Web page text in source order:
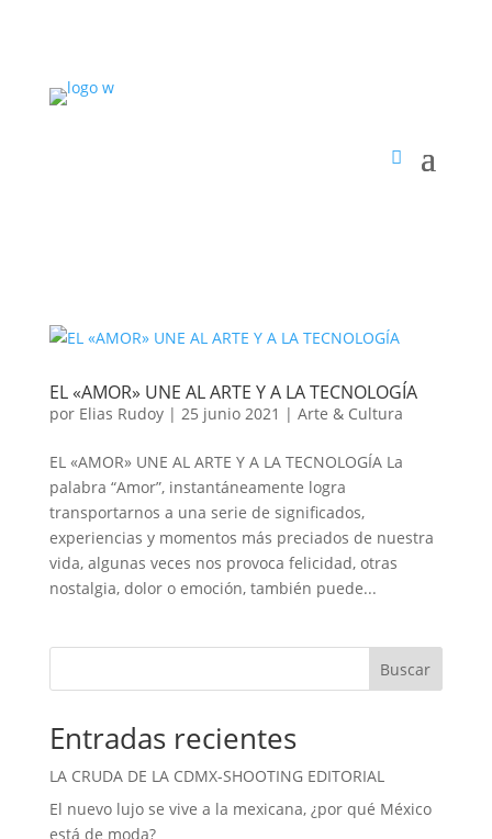
EL «AMOR» UNE AL ARTE Y A LA TECNOLOGÍA
por Elias Rudoy| 25 junio 2021 | Arte & Cultura
EL «AMOR» UNE AL ARTE Y A LA TECNOLOGÍA La
palabra “Amor”, instantáneamente logra
transportarnos a una serie de significados,
experiencias y momentos más preciados de nuestra
vida, algunas veces nos provoca felicidad, otras
nostalgia, dolor o emoción, también puede...
Buscar
Entradas recientes
LA CRUDA DE LA CDMX-SHOOTING EDITORIAL
El nuevo lujo se vive a la mexicana, ¿por qué México
está de moda?